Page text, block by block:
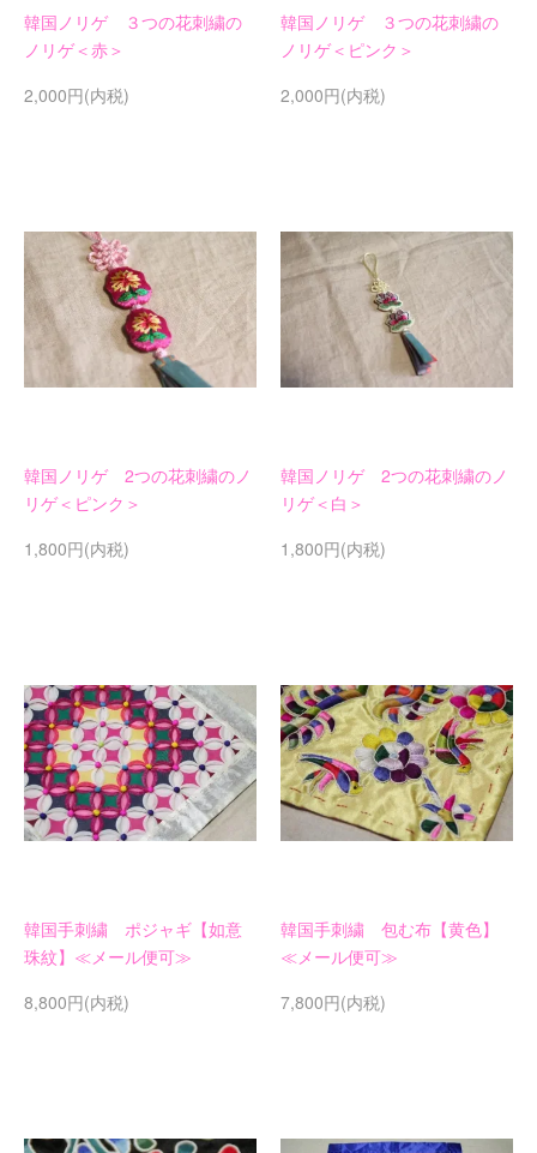
韓国ノリゲ ３つの花刺繍の
ノリゲ＜赤＞
2,000円(内税)
韓国ノリゲ ３つの花刺繍の
ノリゲ＜ピンク＞
2,000円(内税)
韓国ノリゲ 2つの花刺繍のノ
リゲ＜ピンク＞
1,800円(内税)
韓国ノリゲ 2つの花刺繍のノ
リゲ＜白＞
1,800円(内税)
韓国手刺繍 ポジャギ【如意
珠紋】≪メール便可≫
8,800円(内税)
韓国手刺繍 包む布【黄色】
≪メール便可≫
7,800円(内税)